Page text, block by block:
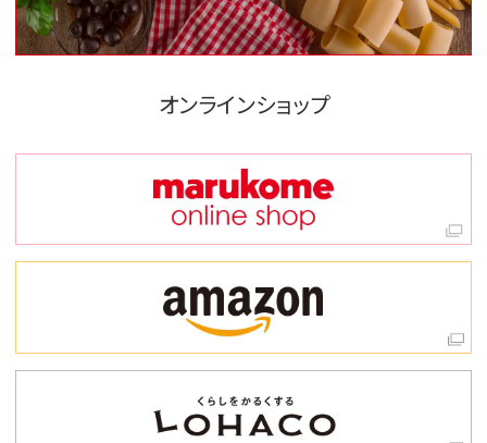
オンラインショップ